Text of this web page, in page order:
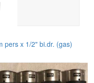
pers x 1/2" bi.dr. (gas)